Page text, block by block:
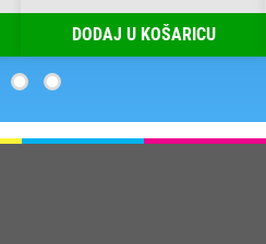
DODAJ U KOŠARICU